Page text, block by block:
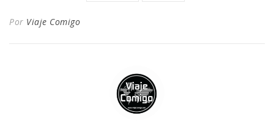
Por Viaje Comigo